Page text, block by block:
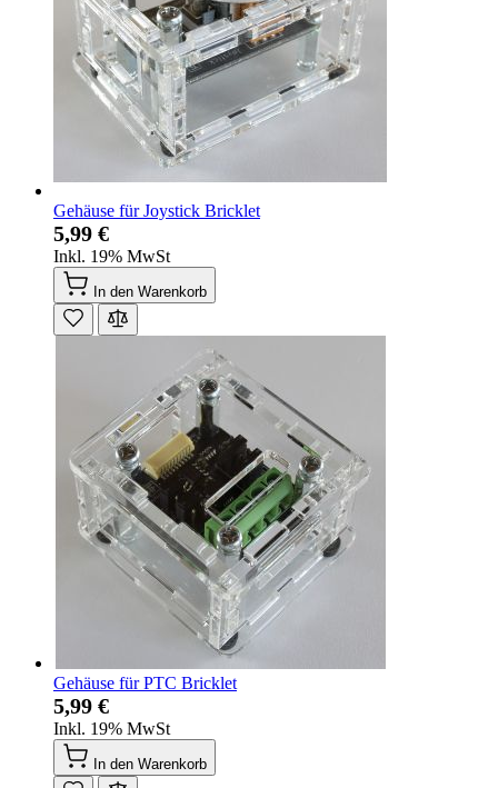
Gehäuse für Joystick Bricklet
5,99 €
Inkl. 19% MwSt
In den Warenkorb
Gehäuse für PTC Bricklet
5,99 €
Inkl. 19% MwSt
In den Warenkorb